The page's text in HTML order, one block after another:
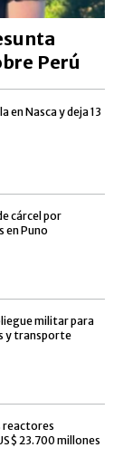
Perú
Nasca y deja 13
cárcel por
en Puno
militar para
y transporte
reactores
23.700 millones